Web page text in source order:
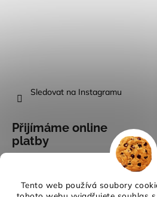
Tento web používá soubory
Sledovat na Instagramu
Přijímáme online
platby